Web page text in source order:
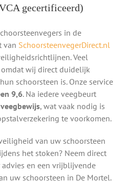
gecertificeerd)
in de
van SchoorsteenvegerDirect.nl
Veel
wij direct duidelijk
schoorsteen is. Onze service
9,6. Na iedere veegbeurt
, wat vaak nodig is
te voorkomen.
van uw schoorsteen
het stoken? Neem direct
en een vrijblijvende
uw schoorsteen in De Mortel.